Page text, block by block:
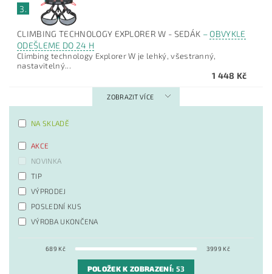
3.
CLIMBING TECHNOLOGY EXPLORER W - SEDÁK – OBVYKLE
ODEŠLEME DO 24 H
Climbing technology Explorer W je lehký, všestranný,
nastavitelný...
1 448 Kč
ZOBRAZIT VÍCE
NA SKLADĚ
AKCE
NOVINKA
TIP
VÝPRODEJ
POSLEDNÍ KUS
VÝROBA UKONČENA
689 Kč 3999 Kč
POLOŽEK K ZOBRAZENÍ: 53